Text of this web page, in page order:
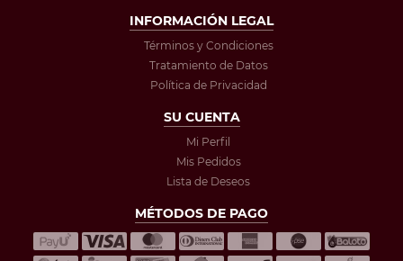
INFORMACIÓN LEGAL
Términos y Condiciones
Tratamiento de Datos
Política de Privacidad
SU CUENTA
Mi Perfil
Mis Pedidos
Lista de Deseos
MÉTODOS DE PAGO